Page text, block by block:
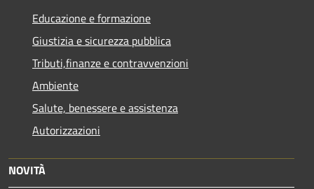
Educazione e formazione
Giustizia e sicurezza pubblica
Tributi,finanze e contravvenzioni
Ambiente
Salute, benessere e assistenza
Autorizzazioni
NOVITÀ